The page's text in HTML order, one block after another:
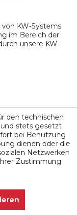
KW-Systems
im Bereich der
unsere KW-
den technischen
stets gesetzt
bei Benutzung
dienen oder die
Netzwerken
Zustimmung
ⓘ